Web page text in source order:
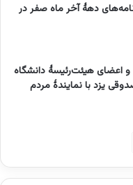
دهۀ آخر ماه صفر در
اعضای هیئت‌رئیسۀ دانشگاه
یزد با نمایندۀ مردم